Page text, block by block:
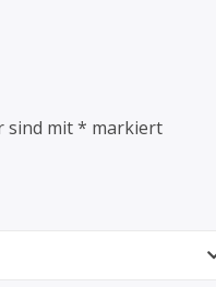
sind mit* markiert